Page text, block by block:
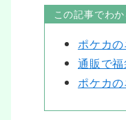
この記事でわ
ポケカ
通販で福
ポケカ